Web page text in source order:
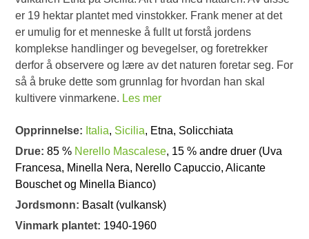
er 19 hektar plantet med vinstokker. Frank mener at det
er umulig for et menneske å fullt ut forstå jordens
komplekse handlinger og bevegelser, og foretrekker
derfor å observere og lære av det naturen foretar seg. For
så å bruke dette som grunnlag for hvordan han skal
kultivere vinmarkene. Les mer
Opprinnelse: Italia, Sicilia, Etna, Solicchiata
Drue:85 % Nerello Mascalese, 15 % andre druer (Uva
Francesa, Minella Nera, Nerello Capuccio, Alicante
Bouschet og Minella Bianco)
Jordsmonn: Basalt (vulkansk)
Vinmark plantet: 1940-1960